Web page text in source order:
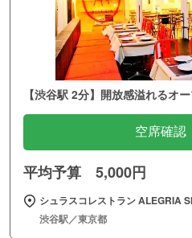
【渋谷駅 2分】開放感溢れるオ
空席確認
平均予算 5,000円
シュラスコレストラン ALEGRIA
渋谷駅／東京都